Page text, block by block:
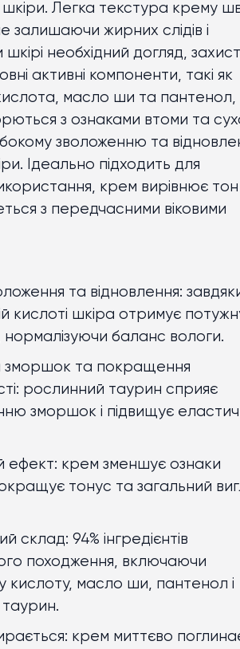
шкіри. Легка текстура крему
залишаючи жирних слідів і
необхідний догляд, захист
активні компоненти, такі як
масло ши та пантенол,
з ознаками втоми та
зволоженню та
Ідеально підходить для
крем вирівнює тон
з передчасними віковими
та відновлення:
кислоті шкіра отримує
нормалізуючи баланс вологи.
зморшок та покращення
рослинний таурин сприяє
зморшок і підвищує
ефект: крем зменшує ознаки
тонус та загальний
склад: 94% інгредієнтів
походження, включаючи
кислоту, масло ши, пантенол і
крем миттєво